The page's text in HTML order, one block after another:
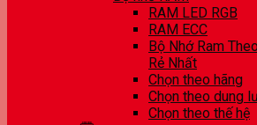
RAM LED RGB
RAM ECC
Bộ Nhớ Ram
Rẻ Nhất
Chọn theo hãng
Chọn theo dung
Chọn theo thế hệ